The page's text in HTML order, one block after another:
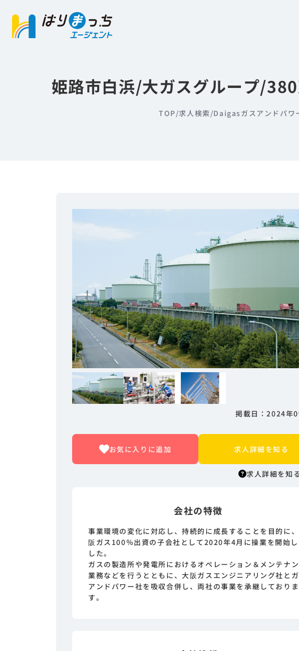
姫路市白浜/大ガスグループ/
TOP/求人検索 /Daigasガスアンドパワ
掲載日：2024年
お気に入りに追加 求人詳細を知る
求人詳細を知
型
し
味
正
す。
会社の特徴
事業環境の変化に対応し、持続的に成長することを目的に
阪ガス100％出資の子会社として2020年4月に操業を開始し
した。
ガスの製造所や発電所におけるオペレーション＆メンテナ
業務などを行うとともに、大阪ガスエンジニアリング社と
アンドパワー社を吸収合併し、両社の事業を承継しておりま
す。